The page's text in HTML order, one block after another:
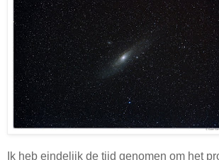
Ik heb eindelijk de tijd genomen om het